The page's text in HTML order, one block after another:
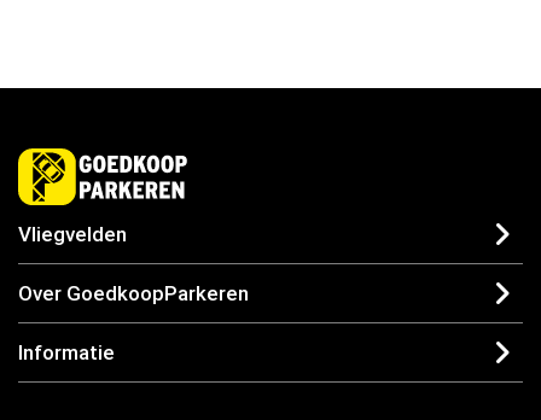
Vliegvelden
Over GoedkoopParkeren
Informatie